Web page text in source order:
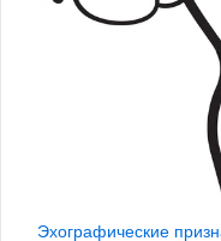
Эхографические